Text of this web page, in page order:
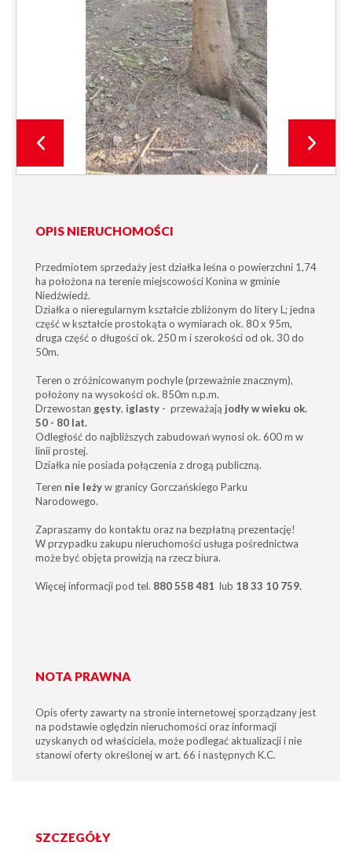
OPIS NIERUCHOMOŚCI
Przedmiotem sprzedaży jest działka leśna o powierzchni 1,74
ha położona na terenie miejscowości Konina w gminie
Niedźwiedź.
Działka o nieregularnym kształcie zbliżonym do litery L; jedna
część w kształcie prostokąta o wymiarach ok. 80 x 95m,
druga część o długości ok. 250 m i szerokości od ok. 30 do
50m.
Teren o zróżnicowanym pochyle (przeważnie znacznym),
położony na wysokości ok. 850m n.p.m.
Drzewostan gęsty, iglasty - przeważają jodły w wieku ok.
50 - 80 lat.
Odległość do najbliższych zabudowań wynosi ok. 600 m w
linii prostej.
Działka nie posiada połączenia z drogą publiczną.
Teren nie leżyw granicy Gorczańskiego Parku
Narodowego.
Zapraszamy do kontaktu oraz na bezpłatną prezentację!
W przypadku zakupu nieruchomości usługa pośrednictwa
może być objęta prowizją na rzecz biura.
Więcej informacji pod tel. 880 558 481 lub 18 33 10 759.
NOTA PRAWNA
Opis oferty zawarty na stronie internetowej sporządzany jest
na podstawie oględzin nieruchomości oraz informacji
uzyskanych od właściciela, może podlegać aktualizacji i nie
stanowi oferty określonej w art. 66 i następnych K.C.
SZCZEGÓŁY